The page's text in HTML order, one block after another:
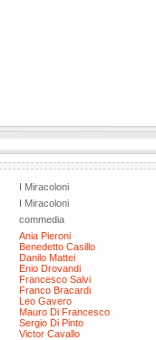
I Miracoloni
I Miracoloni
commedia
Ania Pieroni
Benedetto Casillo
Danilo Mattei
Enio Drovandi
Francesco Salvi
Franco Bracardi
Leo Gavero
Mauro Di Francesco
Sergio Di Pinto
Victor Cavallo